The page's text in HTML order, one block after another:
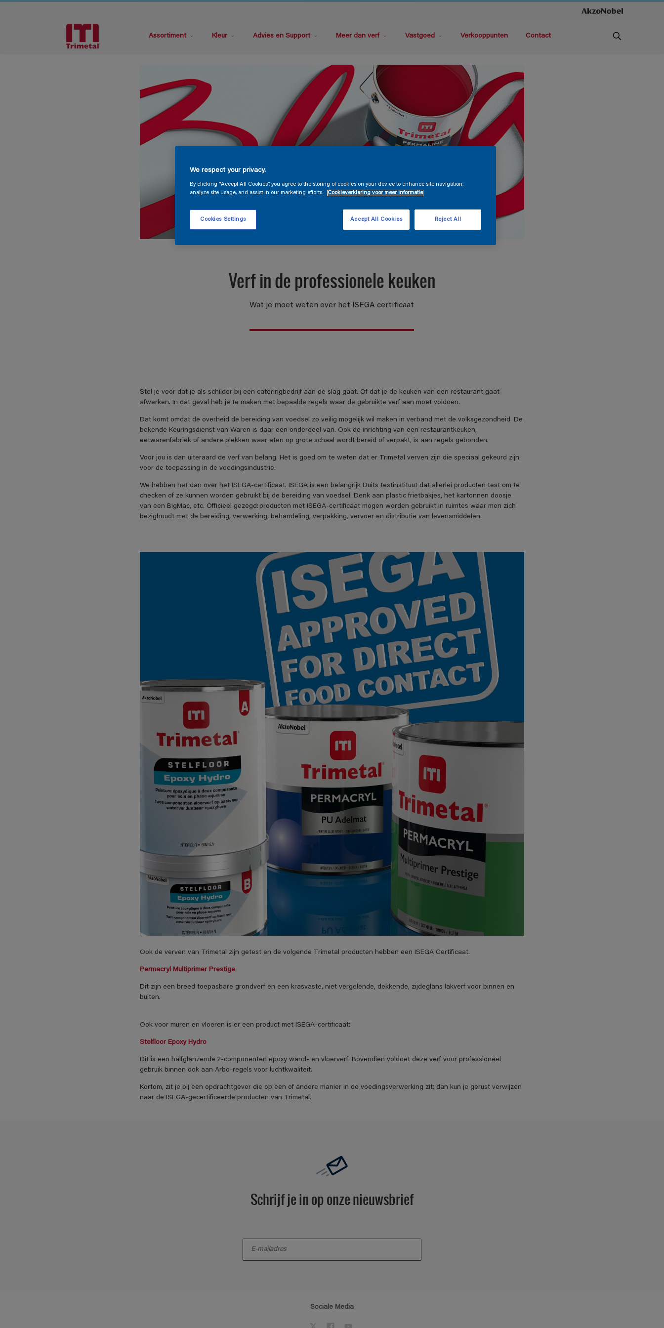
Assortiment Kleur Advies en Support Meer dan verf Vastgoed Verkooppunten Contact
Verf in de professionele keuken
Wat je moet weten over het ISEGA certificaat
Stel je voor dat je als schilder bij een cateringbedrijf aan de slag gaat. Of dat je de keuken van een restaurant gaat
afwerken. In dat geval heb je te maken met bepaalde regels waar de gebruikte verf aan moet voldoen.
Dat komt omdat de overheid de bereiding van voedsel zo veilig mogelijk wil maken in verband met de volksgezondheid. De
bekende Keuringsdienst van Waren is daar een onderdeel van. Ook de inrichting van een restaurantkeuken,
eetwarenfabriek of andere plekken waar eten op grote schaal wordt bereid of verpakt, is aan regels gebonden.
Voor jou is dan uiteraard de verf van belang. Het is goed om te weten dat er Trimetal verven zijn die speciaal gekeurd zijn
voor de toepassing in de voedingsindustrie.
We hebben het dan over het ISEGA-certificaat. ISEGA is een belangrijk Duits testinstituut dat allerlei producten test om te
checken of ze kunnen worden gebruikt bij de bereiding van voedsel. Denk aan plastic frietbakjes, het kartonnen doosje
van een BigMac, etc. Officieel gezegd: producten met ISEGA-certificaat mogen worden gebruikt in ruimtes waar men zich
bezighoudt met de bereiding, verwerking, behandeling, verpakking, vervoer en distributie van levensmiddelen.
Ook de verven van Trimetal zijn getest en de volgende Trimetal producten hebben een ISEGA Certificaat.
Permacryl Multiprimer Prestige
Dit zijn een breed toepasbare grondverf en een krasvaste, niet vergelende, dekkende, zijdeglans lakverf voor binnen en
buiten.
Ook voor muren en vloeren is er een product met ISEGA-certificaat:
Stelfloor Epoxy Hydro
Dit is een halfglanzende 2-componenten epoxy wand- en vloerverf. Bovendien voldoet deze verf voor professioneel
gebruik binnen ook aan Arbo-regels voor luchtkwaliteit.
Kortom, zit je bij een opdrachtgever die op een of andere manier in de voedingsverwerking zit; dan kun je gerust verwijzen
naar de ISEGA-gecertificeerde producten van Trimetal.
Schrijf je in op onze nieuwsbrief
Sociale Media
We respect your privacy.
By clicking “Accept All Cookies”, you agree to the storing of cookies on your device to enhance site navigation,
analyze site usage, and assist in our marketing efforts.
Cookieverklaring voor meer informatie
Cookies Settings Reject All
Accept All Cookies